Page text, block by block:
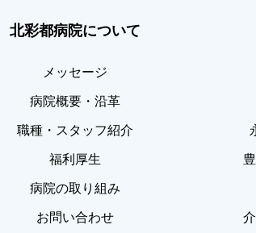
北彩都病院について
メッセージ
病院概要・沿革
職種・スタッフ紹介
福利厚生
病院の取り組み
お問い合わせ